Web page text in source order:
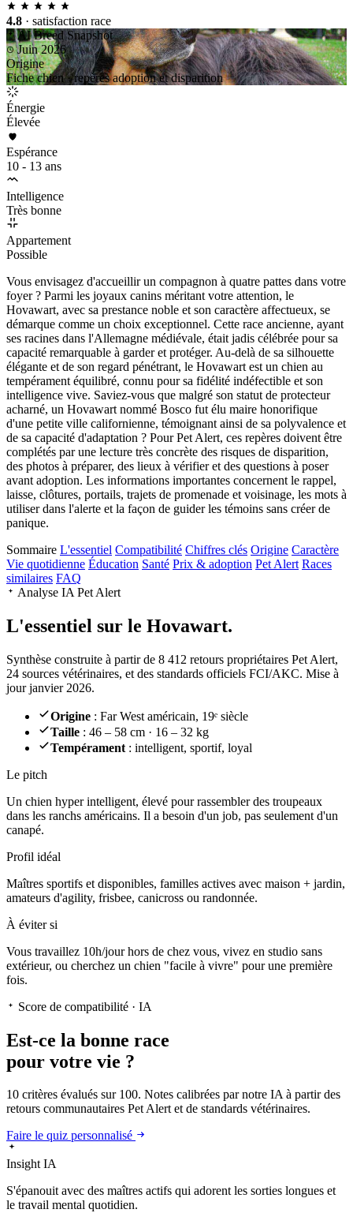
4.8 · satisfaction race
AI Breed Snapshot
Juin 2026
Origine
Fiche chien · repères adoption et disparition
Énergie
Élevée
Espérance
10 - 13 ans
Intelligence
Très bonne
Appartement
Possible
Vous envisagez d'accueillir un compagnon à quatre pattes dans votre
foyer ? Parmi les joyaux canins méritant votre attention, le
Hovawart, avec sa prestance noble et son caractère affectueux, se
démarque comme un choix exceptionnel. Cette race ancienne, ayant
ses racines dans l'Allemagne médiévale, était jadis célébrée pour sa
capacité remarquable à garder et protéger. Au-delà de sa silhouette
élégante et de son regard pénétrant, le Hovawart est un chien au
tempérament équilibré, connu pour sa fidélité indéfectible et son
intelligence vive. Saviez-vous que malgré son statut de protecteur
acharné, un Hovawart nommé Bosco fut élu maire honorifique
d'une petite ville californienne, témoignant ainsi de sa polyvalence et
de sa capacité d'adaptation ? Pour Pet Alert, ces repères doivent être
complétés par une lecture très concrète des risques de disparition,
des photos à préparer, des lieux à vérifier et des questions à poser
avant adoption. Les informations importantes concernent le rappel,
laisse, clôtures, portails, trajets de promenade et voisinage, les mots à
utiliser dans l'alerte et la façon de guider les témoins sans créer de
panique.
Sommaire L'essentiel Compatibilité Chiffres clés Origine Caractère
Vie quotidienne Éducation Santé Prix & adoption Pet Alert Races
similaires FAQ
Analyse IA Pet Alert
L'essentiel sur le Hovawart.
Synthèse construite à partir de 8 412 retours propriétaires Pet Alert,
24 sources vétérinaires, et des standards officiels FCI/AKC. Mise à
jour janvier 2026.
Origine : Far West américain, 19ᵉ siècle
Taille : 46 – 58 cm · 16 – 32 kg
Tempérament : intelligent, sportif, loyal
Le pitch
Un chien hyper intelligent, élevé pour rassembler des troupeaux
dans les ranchs américains. Il a besoin d'un job, pas seulement d'un
canapé.
Profil idéal
Maîtres sportifs et disponibles, familles actives avec maison + jardin,
amateurs d'agility, frisbee, canicross ou randonnée.
À éviter si
Vous travaillez 10h/jour hors de chez vous, vivez en studio sans
extérieur, ou cherchez un chien "facile à vivre" pour une première
fois.
Score de compatibilité · IA
Est-ce la bonne race
pour votre vie ?
10 critères évalués sur 100. Notes calibrées par notre IA à partir des
retours communautaires Pet Alert et de standards vétérinaires.
Faire le quiz personnalisé
Insight IA
S'épanouitavec des maîtres actifs qui adorent les sorties longues et
le travail mental quotidien.